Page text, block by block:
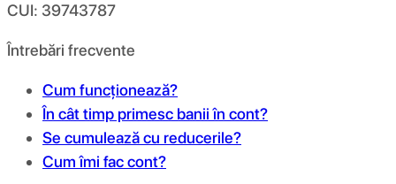
CUI: 39743787
Întrebări frecvente
Cum funcționează?
În cât timp primesc banii în cont?
Se cumulează cu reducerile?
Cum îmi fac cont?